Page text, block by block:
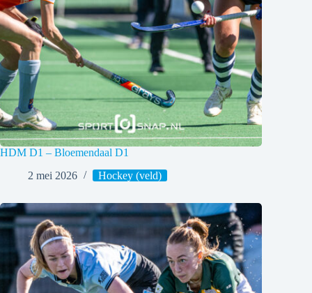
HDM D1 – Bloemendaal D1
2 mei 2026
Hockey (veld)